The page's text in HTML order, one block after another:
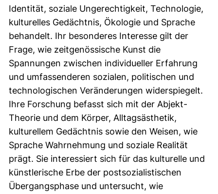
Identität, soziale Ungerechtigkeit, Technologie,
kulturelles Gedächtnis, Ökologie und Sprache
behandelt. Ihr besonderes Interesse gilt der
Frage, wie zeitgenössische Kunst die
Spannungen zwischen individueller Erfahrung
und umfassenderen sozialen, politischen und
technologischen Veränderungen widerspiegelt.
Ihre Forschung befasst sich mit der Abjekt-
Theorie und dem Körper, Alltagsästhetik,
kulturellem Gedächtnis sowie den Weisen, wie
Sprache Wahrnehmung und soziale Realität
prägt. Sie interessiert sich für das kulturelle und
künstlerische Erbe der postsozialistischen
Übergangsphase und untersucht, wie